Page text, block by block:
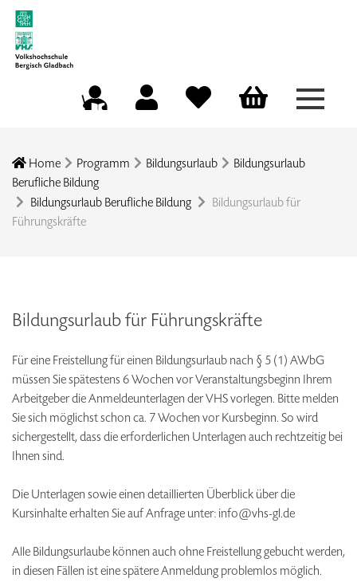
Menü
Home Programm Bildungsurlaub
Bildungsurlaub
Berufliche Bildung
Bildungsurlaub Berufliche Bildung
Bildungsurlaub für
Führungskräfte
Bildungsurlaub für Führungskräfte
Für eine Freistellung für einen Bildungsurlaub nach § 5 (1) AWbG
müssen Sie spätestens 6 Wochen vor Veranstaltungsbeginn Ihrem
Arbeitgeber die Anmeldeunterlagen der VHS vorlegen. Bitte melden
Sie sich möglichst schon ca. 7 Wochen vor Kursbeginn. So wird
sichergestellt, dass die erforderlichen Unterlagen auch rechtzeitig bei
Ihnen sind.
Die Unterlagen sowie einen detaillierten Überblick über die
Kursinhalte erhalten Sie auf Anfrage unter: info@vhs-gl.de
Alle Bildungsurlaube können auch ohne Freistellung gebucht werden,
in diesen Fällen ist eine spätere Anmeldung problemlos möglich.